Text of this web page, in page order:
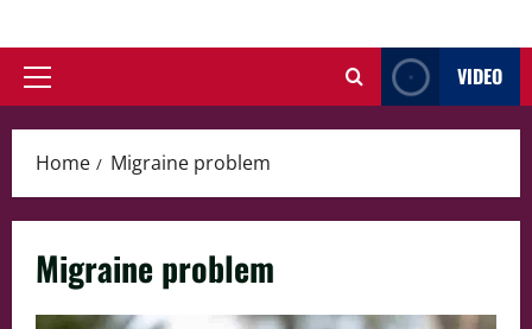
to
contentPrimary
VIDEO
Home Migraine problem
Migraine problem